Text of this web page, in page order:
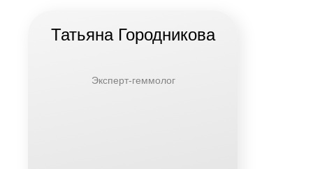
Татьяна Городникова
Эксперт-геммолог